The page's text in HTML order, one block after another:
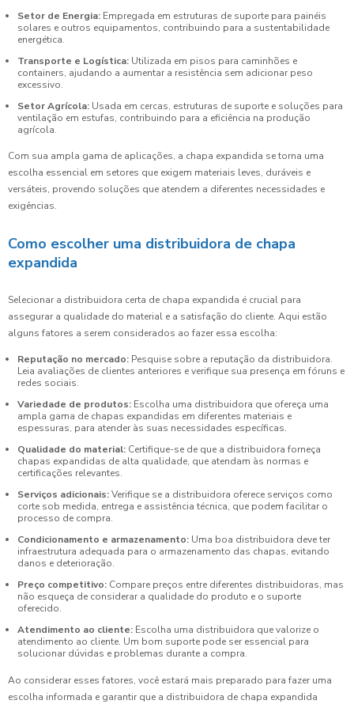
Setor de Energia: Empregada em estruturas de suporte para painéis
solares e outros equipamentos, contribuindo para a sustentabilidade
energética.
Transporte e Logística: Utilizada em pisos para caminhões e
containers, ajudando a aumentar a resistência sem adicionar peso
excessivo.
Setor Agrícola: Usada em cercas, estruturas de suporte e soluções para
ventilação em estufas, contribuindo para a eficiência na produção
agrícola.
Com sua ampla gama de aplicações, a chapa expandida se torna uma
escolha essencial em setores que exigem materiais leves, duráveis e
versáteis, provendo soluções que atendem a diferentes necessidades e
exigências.
Como escolher uma distribuidora de chapa
expandida
Selecionar a distribuidora certa de chapa expandida é crucial para
assegurar a qualidade do material e a satisfação do cliente. Aqui estão
alguns fatores a serem considerados ao fazer essa escolha:
Reputação no mercado: Pesquise sobre a reputação da distribuidora.
Leia avaliações de clientes anteriores e verifique sua presença em fóruns e
redes sociais.
Variedade de produtos: Escolha uma distribuidora que ofereça uma
ampla gama de chapas expandidas em diferentes materiais e
espessuras, para atender às suas necessidades específicas.
Qualidade do material: Certifique-se de que a distribuidora forneça
chapas expandidas de alta qualidade, que atendam às normas e
certificações relevantes.
Serviços adicionais:Verifique se a distribuidora oferece serviços como
corte sob medida, entrega e assistência técnica, que podem facilitar o
processo de compra.
Condicionamento e armazenamento: Uma boa distribuidora deve ter
infraestrutura adequada para o armazenamento das chapas, evitando
danos e deterioração.
Preço competitivo: Compare preços entre diferentes distribuidoras, mas
não esqueça de considerar a qualidade do produto e o suporte
oferecido.
Atendimento ao cliente: Escolha uma distribuidora que valorize o
atendimento ao cliente. Um bom suporte pode ser essencial para
solucionar dúvidas e problemas durante a compra.
Ao considerar esses fatores, você estará mais preparado para fazer uma
escolha informada e garantir que a distribuidora de chapa expandida